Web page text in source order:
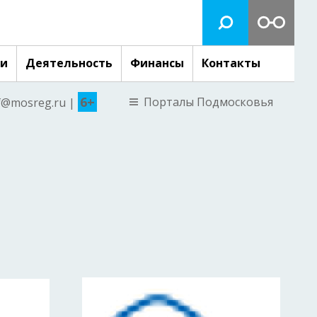
Деятельность Финансы Контакты
| 6+ Порталы Подмосковья